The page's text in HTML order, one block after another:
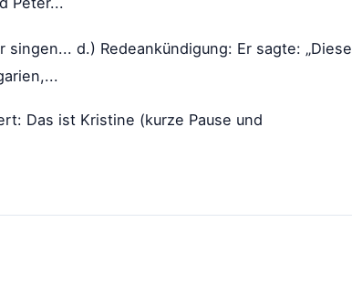
d.) Redeankündigung: Er sagte: „Diese
Das ist Kristine (kurze Pause und